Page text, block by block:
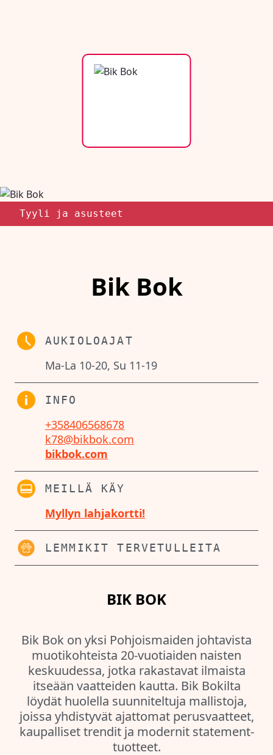
Tyyli ja asusteet
Bik Bok
AUKIOLOAJAT
Ma-La 10-20, Su 11-19
INFO
+358406568678
k78@bikbok.com
bikbok.com
MEILLÄ KÄY
Myllyn lahjakortti!
LEMMIKIT TERVETULLEITA
BIK BOK
Bik Bok on yksi Pohjoismaiden johtavista
muotikohteista 20-vuotiaiden naisten
keskuudessa, jotka rakastavat ilmaista
itseään vaatteiden kautta. Bik Bokilta
löydät huolella suunniteltuja mallistoja,
joissa yhdistyvät ajattomat perusvaatteet,
kaupalliset trendit ja modernit statement-
tuotteet.